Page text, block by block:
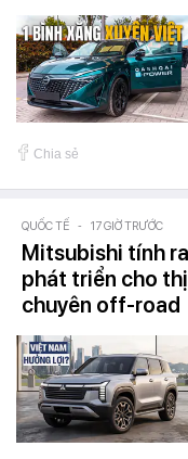
Chia sẻ
QUỐC TẾ - 17 GIỜ TRƯỚC
Mitsubishi tính
phát triển cho
chuyên off-road